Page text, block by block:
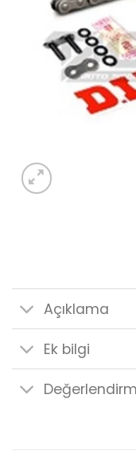
Açıklama
Ek bilgi